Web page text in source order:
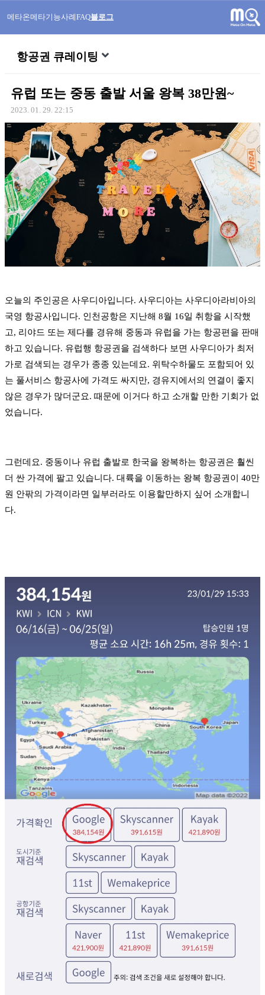
메타온메타기능사례FAQ블로그
항공권 큐레이팅
유럽 또는 중동 출발 서울 왕복 38만원~
2023. 01. 29. 22:15
오늘의 주인공은 사우디아입니다. 사우디아는 사우디아라비아의
국영 항공사입니다. 인천공항은 지난해 8월 16일 취항을 시작했
고, 리야드 또는 제다를 경유해 중동과 유럽을 가는 항공편을 판매
하고 있습니다. 유럽행 항공권을 검색하다 보면 사우디아가 최저
가로 검색되는 경우가 종종 있는데요. 위탁수하물도 포함되어 있
는 풀서비스 항공사에 가격도 싸지만, 경유지에서의 연결이 좋지
않은 경우가 많더군요. 때문에 이거다 하고 소개할 만한 기회가 없
었습니다.
그런데요. 중동이나 유럽 출발로 한국을 왕복하는 항공권은 훨씬
더 싼 가격에 팔고 있습니다. 대륙을 이동하는 왕복 항공권이 40만
원 안팎의 가격이라면 일부러라도 이용할만하지 싶어 소개합니
다.